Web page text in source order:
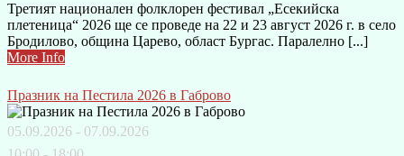
Третият национален фолклорен фестивал „Есекийска
плетеница“ 2026 ще се проведе на 22 и 23 август 2026 г. в село
Бродилово, община Царево, област Бургас. Паралелно [...]
More Info
Празник на Пестила 2026 в Габрово
05.09.2026 - 07.09.2026